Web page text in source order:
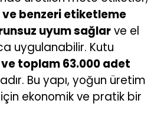
ve benzeri etiketleme
uyum sağlarve el
uygulanabilir. Kutu
toplam 63.000 adet
Bu yapı, yoğun üretim
ekonomik ve pratik bir